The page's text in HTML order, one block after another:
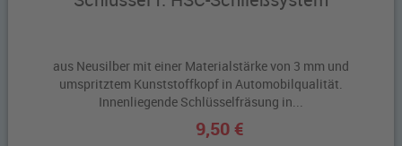
aus Neusilber mit einer Materialstärke von 3 mm und
umspritztem Kunststoffkopf in Automobilqualität.
Innenliegende Schlüsselfräsung in...
9,50 €